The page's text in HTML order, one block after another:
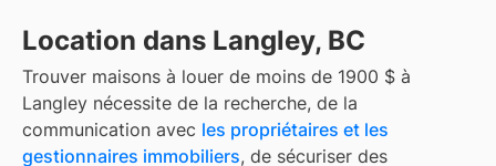
Location dans Langley, BC
Trouver maisons à louer de moins de 1900 $ à
Langley nécessite de la recherche, de la
communication avec les propriétaires et les
gestionnaires immobiliers, de sécuriser des